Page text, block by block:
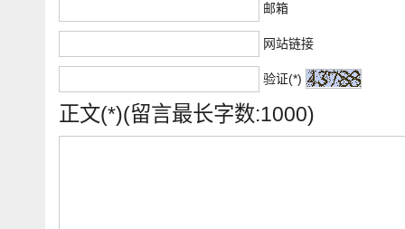
邮箱
网站链接
验证(*)
正文(*)(留言最长字数:1000)